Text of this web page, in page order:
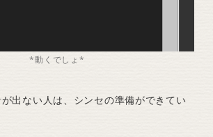
*動くでしょ*
出ない人は、シンセの準備ができてい